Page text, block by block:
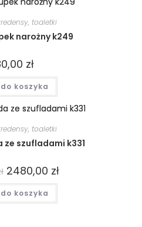
toaletki
narożny k249
zł
koszyka
toaletki
ze szufladami k331
2480,00 zł
koszyka